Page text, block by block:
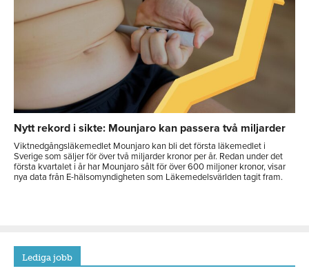
Nytt rekord i sikte: Mounjaro kan passera två miljarder
Viktnedgångsläkemedlet Mounjaro kan bli det första läkemedlet i
Sverige som säljer för över två miljarder kronor per år. Redan under det
första kvartalet i år har Mounjaro sålt för över 600 miljoner kronor, visar
nya data från E-hälsomyndigheten som Läkemedelsvärlden tagit fram.
Lediga jobb